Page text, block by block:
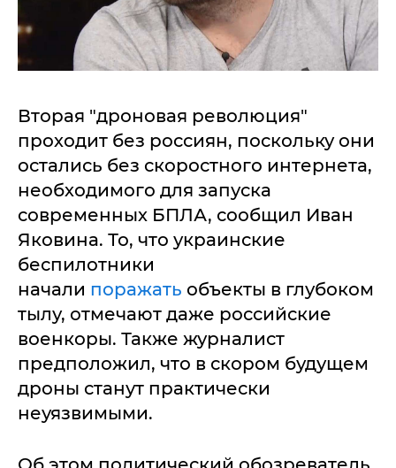
Вторая "дроновая революция"
проходит без россиян, поскольку они
остались без скоростного интернета,
необходимого для запуска
современных БПЛА, сообщил Иван
Яковина. То, что украинские
беспилотники
начали поражать объекты в глубоком
тылу, отмечают даже российские
военкоры. Также журналист
предположил, что в скором будущем
дроны станут практически
неуязвимыми.